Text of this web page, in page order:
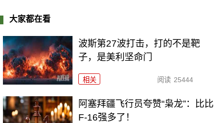
大家都在看
波斯第27波打击，打的不是靶
子，是美利坚命门
相关 阅读 25444
阿塞拜疆飞行员夸赞“枭龙”：比比
F-16强多了！